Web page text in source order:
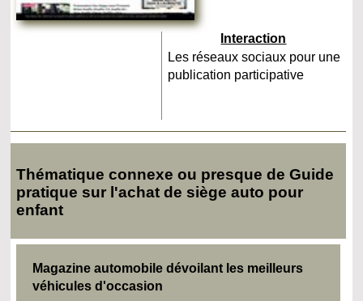
Interaction
Les réseaux sociaux pour une
publication participative
Thématique connexe ou presque de Guide
pratique sur l'achat de siège auto pour
enfant
Magazine automobile dévoilant les meilleurs
véhicules d'occasion